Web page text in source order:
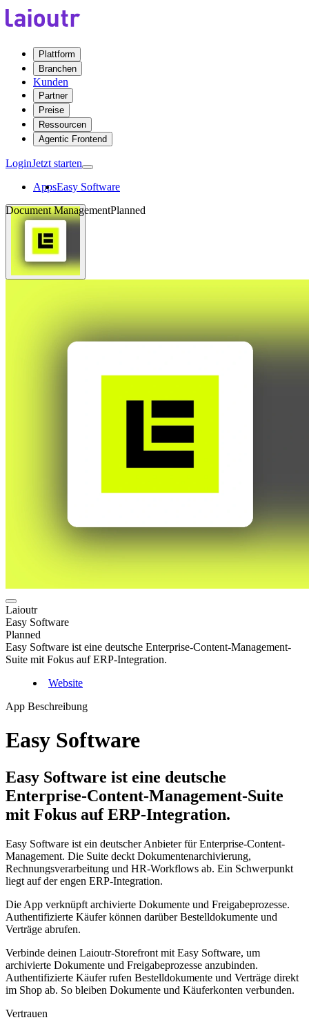
Plattform
Branchen
Kunden
Partner
Preise
Ressourcen
Agentic Frontend
LoginJetzt starten
AppsEasy Software
Document ManagementPlanned
Laioutr
Easy Software
Planned
Easy Software ist eine deutsche Enterprise-Content-Management-
Suite mit Fokus auf ERP-Integration.
Website
App Beschreibung
Easy Software
Easy Software ist eine deutsche
Enterprise-Content-Management-Suite
mit Fokus auf ERP-Integration.
Easy Software ist ein deutscher Anbieter für Enterprise-Content-
Management. Die Suite deckt Dokumentenarchivierung,
Rechnungsverarbeitung und HR-Workflows ab. Ein Schwerpunkt
liegt auf der engen ERP-Integration.
Die App verknüpft archivierte Dokumente und Freigabeprozesse.
Authentifizierte Käufer können darüber Bestelldokumente und
Verträge abrufen.
Verbinde deinen Laioutr-Storefront mit Easy Software, um
archivierte Dokumente und Freigabeprozesse anzubinden.
Authentifizierte Käufer rufen Bestelldokumente und Verträge direkt
im Shop ab. So bleiben Dokumente und Käuferkonten verbunden.
Vertrauen